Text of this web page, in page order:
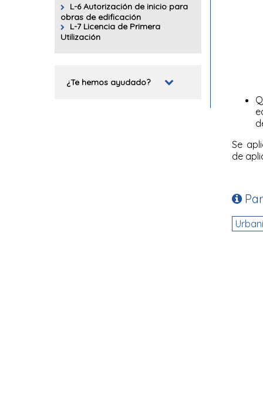
L-6 Autorización de inicio para
obras de edificación
L-7 Licencia de Primera
Utilización
¿Te hemos ayudado?
Se
de